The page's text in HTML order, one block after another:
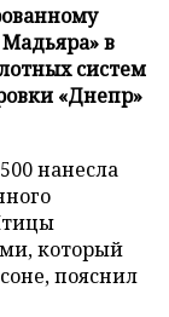
в
систем
«Днепр»
нанесла
который
пояснил